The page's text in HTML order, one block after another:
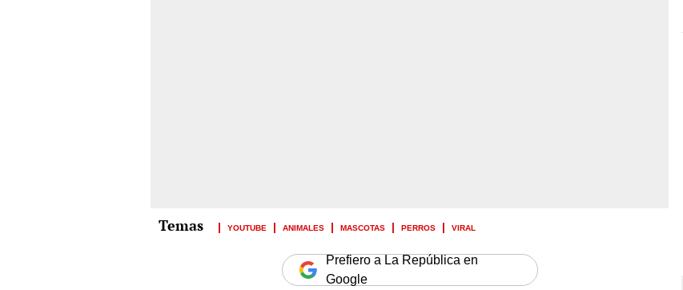
YOUTUBE ANIMALES MASCOTAS PERROS VIRAL
Prefiero a La República en
Google